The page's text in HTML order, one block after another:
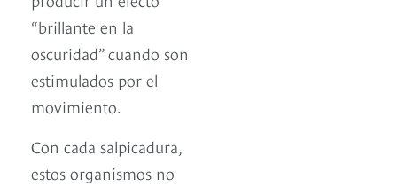
“brillante en la
oscuridad” cuando son
estimulados por el
movimiento.
Con cada salpicadura,
estos organismos no